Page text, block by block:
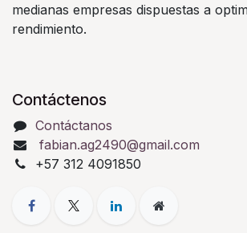
medianas empresas dispuestas a
rendimiento.
Contáctenos
Contáctanos
fabian.ag2490@gmail.com
+57 312 4091850